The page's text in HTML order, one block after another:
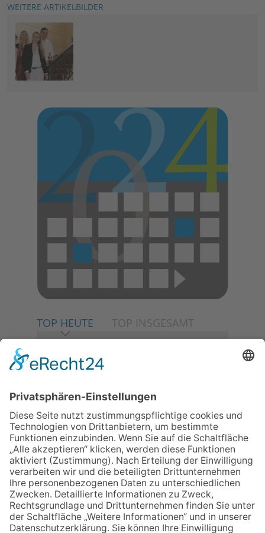
WEITERE ARTIKELBILDER
TOP HEUTE TOP INSGESAMT
06.08.2026
Baustellenführung führt auch in
die Zukunft der Stadt
Königstein
06.08.2026
Gewinnspiel zum Start ins
Schuljahr
06.08.2026
Klinikforum zum Thema
Karpaltunnelsyndrom
06.08.2026
„Rock auf der Burg“ lässt
Königstein beben